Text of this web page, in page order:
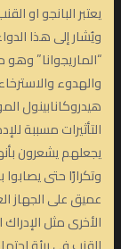
يعتبر البانجو او
ويُشار إلى هذا
“الماريجوانا”
والهدوء
هيدروكانابينول
التأثيرات مسببة
يجعلهم يشعرون
وتكرارًا حتى
عميق على الجهاز
الأخرى مثل